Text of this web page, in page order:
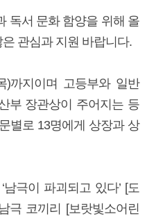
독서 문화 함양을 위해 올
관심과 지원 바랍니다.
)까지이며 고등부와 일반
부 장관상이 주어지는 등
별로 13명에게 상장과 상
극이 파괴되고 있다’ [도
극 코끼리 [보랏빛소어린